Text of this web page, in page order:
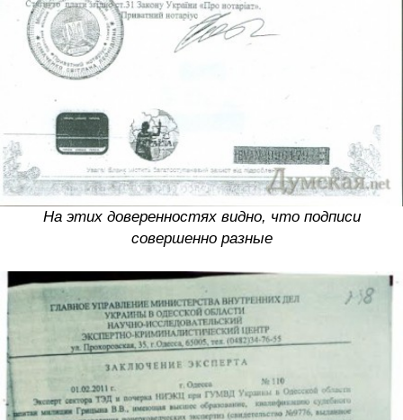
На этих доверенностях видно, что подписи
совершенно разные